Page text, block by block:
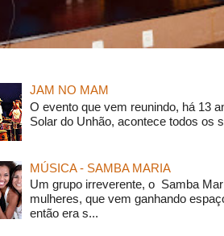
JAM NO MAM
O evento que vem reunindo, há 13
Solar do Unhão, acontece todos os
MÚSICA - SAMBA MARIA
Um grupo irreverente, o Samba
mulheres, que vem ganhando
então era s...